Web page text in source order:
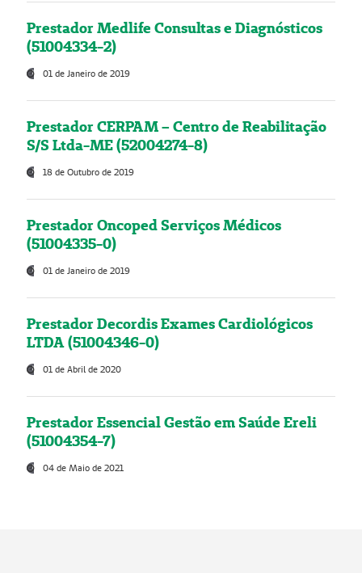
Prestador Medlife Consultas e Diagnósticos
(51004334-2)
01 de Janeiro de 2019
Prestador CERPAM – Centro de Reabilitação
S/S Ltda-ME (52004274-8)
18 de Outubro de 2019
Prestador Oncoped Serviços Médicos
(51004335-0)
01 de Janeiro de 2019
Prestador Decordis Exames Cardiológicos
LTDA (51004346-0)
01 de Abril de 2020
Prestador Essencial Gestão em Saúde Ereli
(51004354-7)
04 de Maio de 2021